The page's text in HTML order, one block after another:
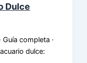
Dulce
completa ·
dulce: